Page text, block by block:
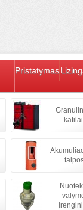
Pristatymas
katilai